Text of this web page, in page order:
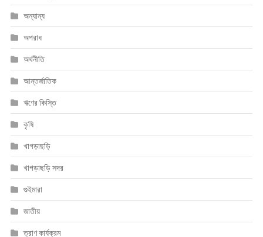
অন্যান্য
অপরাধ
অর্থনীতি
আন্তর্জাতিক
ঋণের কিস্তি
কৃষি
খাগড়াছড়ি
খাগড়াছড়ি সদর
গুইমারা
জাতীয়
ত্রাণ কার্যক্রম